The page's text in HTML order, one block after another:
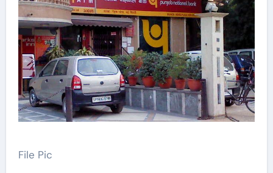
File Pic